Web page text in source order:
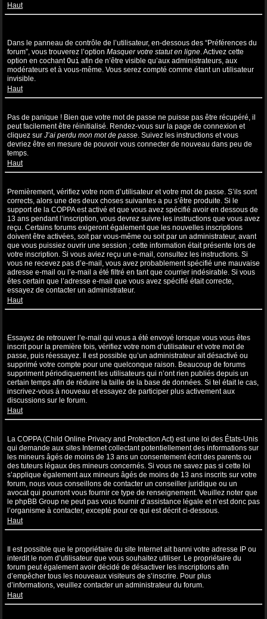
Haut
Dans le panneau de contrôle de l’utilisateur, en-dessous des “Préférences du
forum”, vous trouverez l’option Masquer votre statut en ligne. Activez cette
option en cochantOui afin de n’être visible qu’aux administrateurs, aux
modérateurs et à vous-même. Vous serez compté comme étant un utilisateur
invisible.
Haut
Pas de panique ! Bien que votre mot de passe ne puisse pas être récupéré, il
peut facilement être réinitialisé. Rendez-vous sur la page de connexion et
cliquez sur J’ai perdu mon mot de passe. Suivez les instructions et vous
devriez être en mesure de pouvoir vous connecter de nouveau dans peu de
temps.
Haut
Premièrement, vérifiez votre nom d’utilisateur et votre mot de passe. S’ils sont
corrects, alors une des deux choses suivantes a pu s’être produite. Si le
support de la COPPA est activé et que vous avez spécifié avoir en dessous de
13 ans pendant l’inscription, vous devrez suivre les instructions que vous avez
reçu. Certains forums exigeront également que les nouvelles inscriptions
doivent être activées, soit par vous-même ou soit par un administrateur, avant
que vous puissiez ouvrir une session ; cette information était présente lors de
votre inscription. Si vous aviez reçu un e-mail, consultez les instructions. Si
vous ne recevez pas d’e-mail, vous avez probablement spécifié une mauvaise
adresse e-mail ou l’e-mail a été filtré en tant que courrier indésirable. Si vous
êtes certain que l’adresse e-mail que vous avez spécifié était correcte,
essayez de contacter un administrateur.
Haut
Essayez de retrouver l’e-mail qui vous a été envoyé lorsque vous vous êtes
inscrit pour la première fois, vérifiez votre nom d’utilisateur et votre mot de
passe, puis réessayez. Il est possible qu’un administrateur ait désactivé ou
supprimé votre compte pour une quelconque raison. Beaucoup de forums
suppriment périodiquement les utilisateurs qui n’ont rien publiés depuis un
certain temps afin de réduire la taille de la base de données. Si tel était le cas,
inscrivez-vous à nouveau et essayez de participer plus activement aux
discussions sur le forum.
Haut
La COPPA (Child Online Privacy and Protection Act) est une loi des États-Unis
qui demande aux sites Internet collectant potentiellement des informations sur
les mineurs âgés de moins de 13 ans un consentement écrit des parents ou
des tuteurs légaux des mineurs concernés. Si vous ne savez pas si cette loi
s’applique également aux mineurs âgés de moins de 13 ans inscrits sur votre
forum, nous vous conseillons de contacter un conseiller juridique ou un
avocat qui pourront vous fournir ce type de renseignement. Veuillez noter que
le phpBB Group ne peut pas vous fournir d’assistance légale et n’est donc pas
l’organisme à contacter, excepté pour ce qui est décrit ci-dessous.
Haut
Il est possible que le propriétaire du site Internet ait banni votre adresse IP ou
interdit le nom d’utilisateur que vous souhaitez utiliser. Le propriétaire du
forum peut également avoir décidé de désactiver les inscriptions afin
d’empêcher tous les nouveaux visiteurs de s’inscrire. Pour plus
d’informations, veuillez contacter un administrateur du forum.
Haut